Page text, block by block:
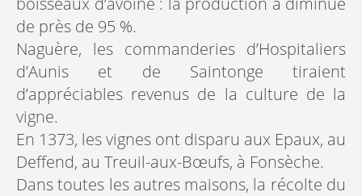
de près de 95 %.
Naguère, les commanderies d’Hospitaliers
d’Aunis et de Saintonge tiraient
d’appréciables revenus de la culture de la
vigne.
En 1373, les vignes ont disparu aux Epaux, au
Deffend, au Treuil-aux-Bœufs, à Fonsèche.
Dans toutes les autres maisons, la récolte du